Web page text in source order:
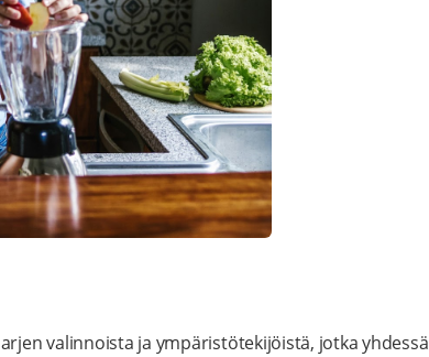
valinnoista ja ympäristötekijöistä, jotka yhdessä